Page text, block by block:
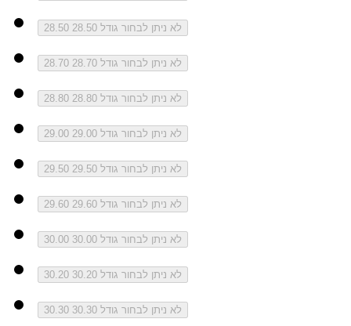
28.50 לא ניתן לבחור גודל 28.50
28.70 לא ניתן לבחור גודל 28.70
28.80 לא ניתן לבחור גודל 28.80
29.00 לא ניתן לבחור גודל 29.00
29.50 לא ניתן לבחור גודל 29.50
29.60 לא ניתן לבחור גודל 29.60
30.00 לא ניתן לבחור גודל 30.00
30.20 לא ניתן לבחור גודל 30.20
30.30 לא ניתן לבחור גודל 30.30